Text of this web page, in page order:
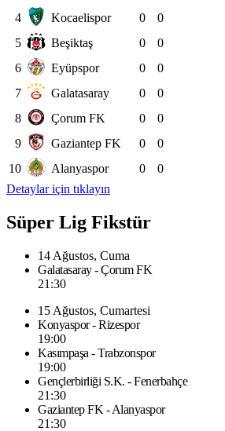
4
Kocaelispor 0
0
5
Beşiktaş 0
0
6
Eyüpspor 0
0
7
Galatasaray 0
0
8
Çorum FK 0
0
9
Gaziantep FK 0
0
10
Alanyaspor 0
0
Detaylar için tıklayın
Süper Lig Fikstür
14 Ağustos, Cuma
Galatasaray - Çorum FK
21:30
15 Ağustos, Cumartesi
Konyaspor - Rizespor
19:00
Kasımpaşa - Trabzonspor
19:00
Gençlerbirliği S.K. - Fenerbahçe
21:30
Gaziantep FK - Alanyaspor
21:30